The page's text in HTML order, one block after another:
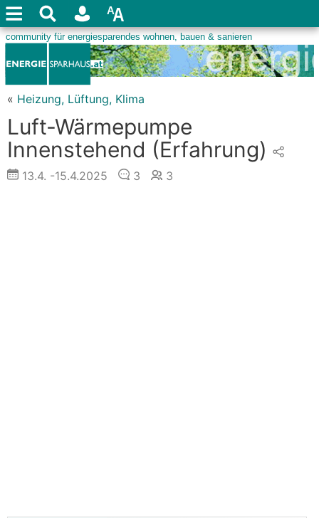
« Heizung, Lüftung, Klima
Luft-Wärmepumpe
Innenstehend (Erfahrung)
13.4. -15.4.2025 3 3